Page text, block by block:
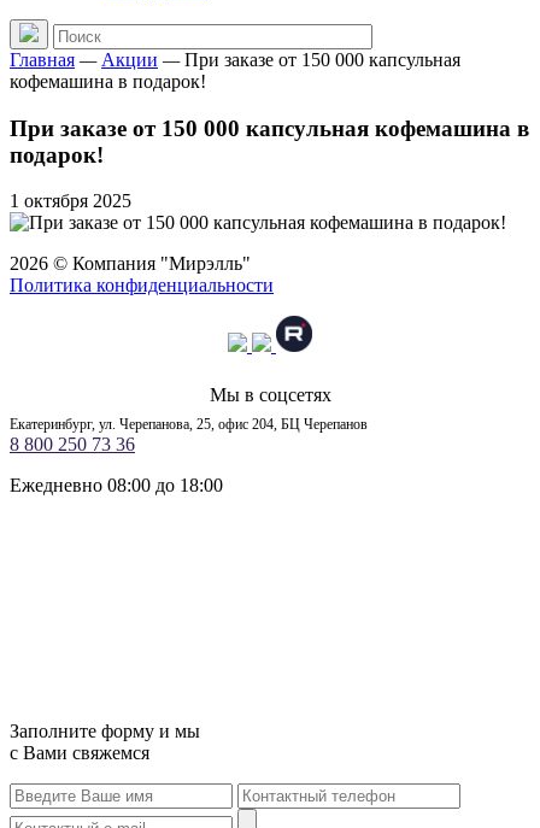
Главная — Акции —При заказе от 150 000 капсульная
кофемашина в подарок!
При заказе от 150 000 капсульная кофемашина в
подарок!
1 октября 2025
2026 © Компания "Мирэлль"
Политика конфиденциальности
Мы в соцсетях
Екатеринбург, ул. Черепанова, 25, офис 204, БЦ Черепанов
8 800 250 73 36
Ежедневно 08:00 до 18:00
Заполните форму и мы
с Вами свяжемся